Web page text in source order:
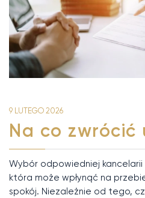
9 LUTEGO 2026
Na co zwrócić
Wybór odpowiedniej
która może wpłynąć na
spokój. Niezależnie od tego,